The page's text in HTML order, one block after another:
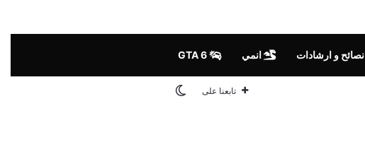
نصائح و ارشادات انمي
تابعنا على الوضع المظلم